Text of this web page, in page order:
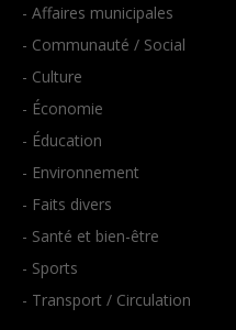
- Affaires municipales
- Communauté / Social
- Culture
- Économie
- Éducation
- Environnement
- Faits divers
- Santé et bien-être
- Sports
- Transport / Circulation